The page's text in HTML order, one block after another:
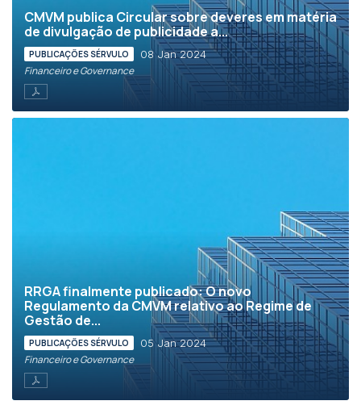
CMVM publica Circular sobre deveres em matéria
de divulgação de publicidade a...
PUBLICAÇÕES SÉRVULO 08 Jan 2024
Financeiro e Governance
RRGA finalmente publicado: O novo
Regulamento da CMVM relativo ao Regime de
Gestão de...
PUBLICAÇÕES SÉRVULO 05 Jan 2024
Financeiro e Governance